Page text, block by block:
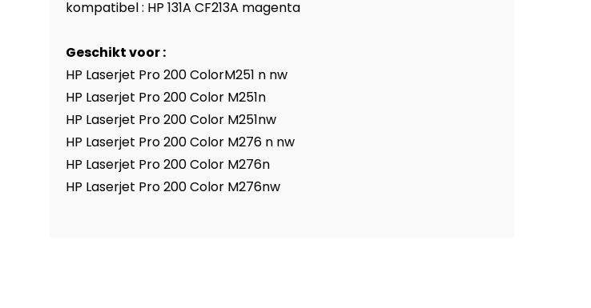
kompatibel : HP 131A CF213A magenta
Geschikt voor :
HP Laserjet Pro 200 ColorM251 n nw
HP Laserjet Pro 200 Color M251n
HP Laserjet Pro 200 Color M251nw
HP Laserjet Pro 200 Color M276 n nw
HP Laserjet Pro 200 Color M276n
HP Laserjet Pro 200 Color M276nw